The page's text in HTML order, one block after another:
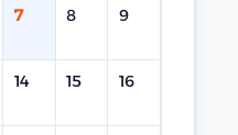
7 8 9
14 15 16